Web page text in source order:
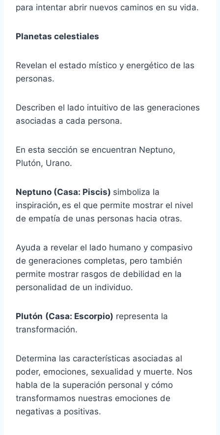
para intentar abrir nuevos caminos en su vida.
Planetas celestiales
Revelan el estado místico y energético de las
personas.
Describen el lado intuitivo de las generaciones
asociadas a cada persona.
En esta sección se encuentran Neptuno,
Plutón, Urano.
Neptuno (Casa: Piscis) simboliza la
inspiración, es el que permite mostrar el nivel
de empatía de unas personas hacia otras.
Ayuda a revelar el lado humano y compasivo
de generaciones completas, pero también
permite mostrar rasgos de debilidad en la
personalidad de un individuo.
Plutón (Casa: Escorpio) representa la
transformación.
Determina las características asociadas al
poder, emociones, sexualidad y muerte. Nos
habla de la superación personal y cómo
transformamos nuestras emociones de
negativas a positivas.